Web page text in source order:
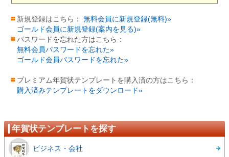
新規登録はこちら：無料会員に新規登録(無料)»
ゴールド会員に新規登録(案内を見る)»
パスワードを忘れた方はこちら：
無料会員パスワードを忘れた»
ゴールド会員パスワードを忘れた»
プレミアム年賀状テンプレートを購入済の方はこちら：
購入済みテンプレートをダウンロード»
年賀状テンプレートを探す
ビジネス・会社